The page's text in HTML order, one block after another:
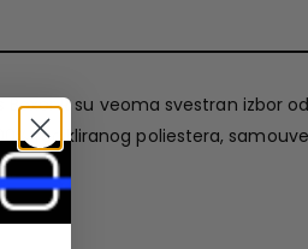
R su veoma svestran izbor
recikliranog poliestera,